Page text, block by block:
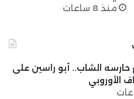
منذ 8 ساعات
حارسه الشاب.. أبو راسين على
الأوروبي